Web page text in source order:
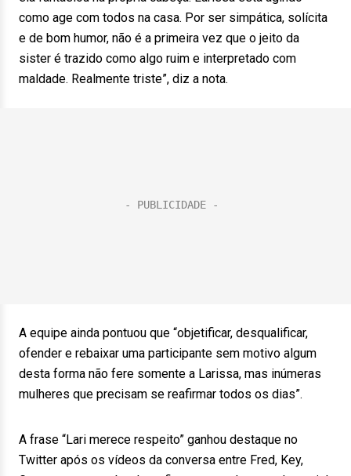
como age com todos na casa. Por ser simpática, solícita
e de bom humor, não é a primeira vez que o jeito da
sister é trazido como algo ruim e interpretado com
maldade. Realmente triste”, diz a nota.
A equipe ainda pontuou que “objetificar, desqualificar,
ofender e rebaixar uma participante sem motivo algum
desta forma não fere somente a Larissa, mas inúmeras
mulheres que precisam se reafirmar todos os dias”.
A frase “Lari merece respeito” ganhou destaque no
Twitter após os vídeos da conversa entre Fred, Key,